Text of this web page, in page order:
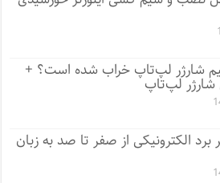
شارژر لپ‌تاپ خراب شده است؟ +
شارژر لپ‌تاپ
برد الکترونیکی از صفر تا صد به زبان